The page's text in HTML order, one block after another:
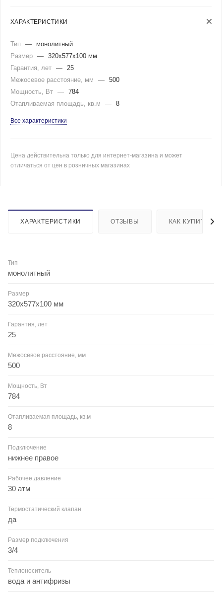
ХАРАКТЕРИСТИКИ
Тип —
монолитный
Размер — 320x577x100 мм
Гарантия, лет —
25
Межосевое расстояние, мм
— 500
Мощность, Вт — 784
Отапливаемая площадь, кв.м
— 8
Все характеристики
Цена действительна только для интернет-магазина и может
отличаться от цен в розничных магазинах
ХАРАКТЕРИСТИКИ ОТЗЫВЫ КАК КУПИТЬ
Тип
монолитный
Размер
320x577x100 мм
Гарантия, лет
25
Межосевое расстояние, мм
500
Мощность, Вт
784
Отапливаемая площадь, кв.м
8
Подключение
нижнее правое
Рабочее давление
30 атм
Термостатический клапан
да
Размер подключения
3/4
Теплоноситель
вода и антифризы